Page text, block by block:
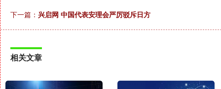
下一篇： 兴启网 中国代表安理会严厉驳斥日方
相关文章